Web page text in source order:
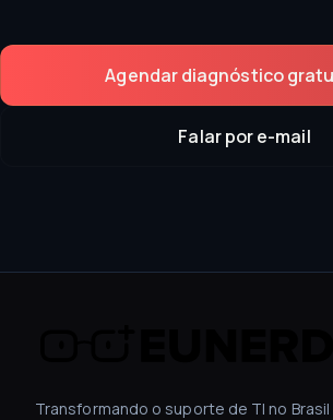
Agendar diagnóstico
Falar por e-mail
Transformando o suporte de TI no